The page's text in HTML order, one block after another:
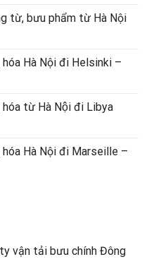
từ, bưu phẩm từ Hà Nội
hóa Hà Nội đi Helsinki –
hóa từ Hà Nội đi Libya
hóa Hà Nội đi Marseille –
vận tải bưu chính Đông